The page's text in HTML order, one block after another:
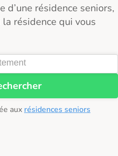
d’une résidence seniors,
résidence qui vous
aux résidences seniors